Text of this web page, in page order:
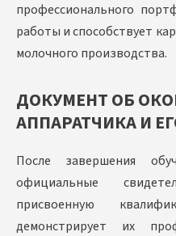
профессионального
работы и способствует
молочного производства.
ДОКУМЕНТ ОБ
АППАРАТЧИКА И
После завершения
официальные
присвоенную
демонстрирует их